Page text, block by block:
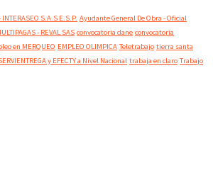
S.A.S E.S.P. Ayudante General De Obra - Oficial
- REVAL SAS convocatoria dane convocatoria
en MERQUEO EMPLEO OLIMPICA Teletrabajo tierra santa
y EFECTY a Nivel Nacional trabaja en claro Trabajo